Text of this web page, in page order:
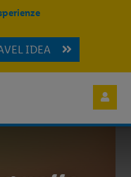
IDEA